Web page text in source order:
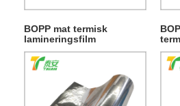
BOPP mat termisk
lamineringsfilm